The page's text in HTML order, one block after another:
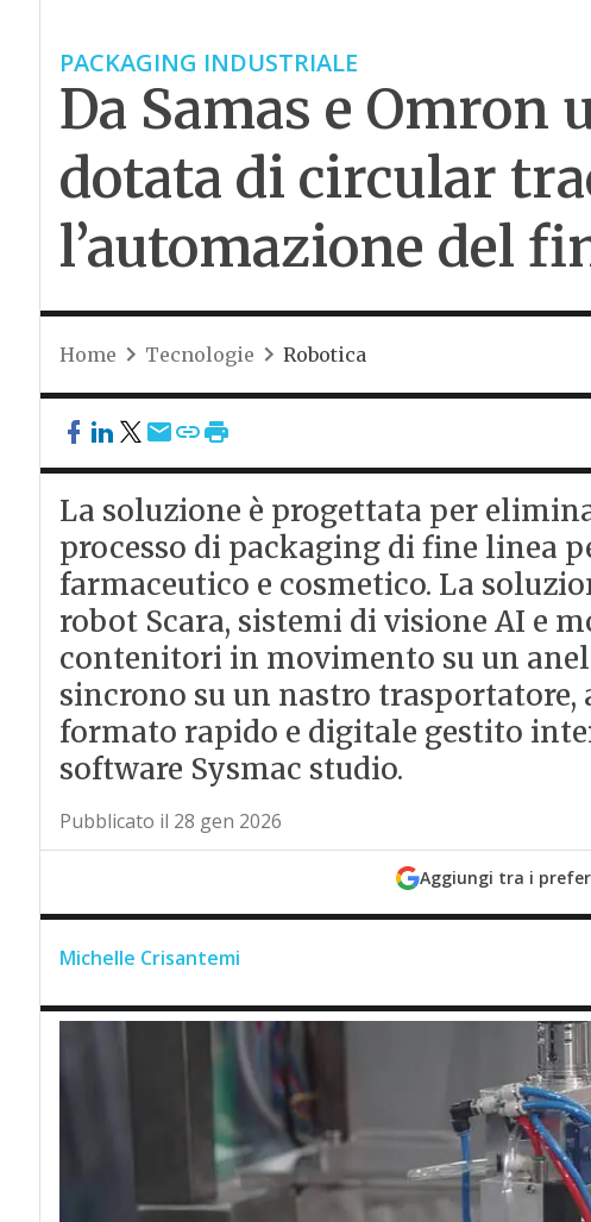
PACKAGING INDUSTRIALE
Da Samas e Omron
dotata di circular
l’automazione del
Home Tecnologie Robotica
La soluzione è progettata per
processo di packaging di fine linea
farmaceutico e cosmetico. La
robot Scara, sistemi di visione AI e
contenitori in movimento su un
sincrono su un nastro trasportatore,
formato rapido e digitale gestito
software Sysmac studio.
Pubblicato il 28 gen 2026
Aggiungi tra i
Michelle Crisantemi